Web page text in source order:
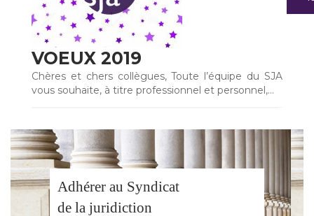
VOEUX 2019
Chères et chers collègues, Toute l’équipe du SJA
vous souhaite, à titre professionnel et personnel,…
Adhérer au Syndicat
de la juridiction